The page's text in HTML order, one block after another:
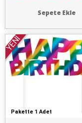
Sepete Ekle
Pakette 1 Adet
YENİ